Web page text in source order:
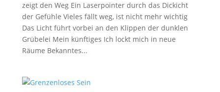
zeigt den Weg Ein Laserpointer durch das Dickicht
der Gefühle Vieles fällt weg, ist nicht mehr wichtig
Das Licht führt vorbei an den Klippen der dunklen
Grübelei Mein künftiges Ich lockt mich in neue
Räume Bekanntes...